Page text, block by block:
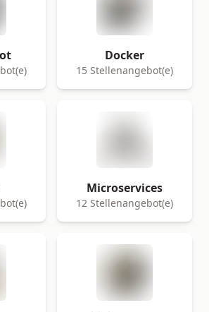
Docker
15 Stellenangebot(e)
Microservices
12 Stellenangebot(e)